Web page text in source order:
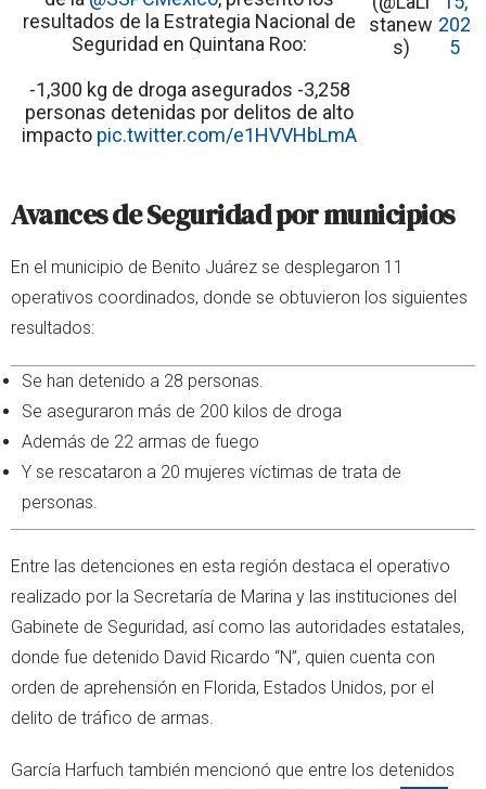
resultados de la Estrategia Nacional de
Seguridad en Quintana Roo:
-1,300 kg de droga asegurados -3,258
personas detenidas por delitos de alto
impacto pic.twitter.com/e1HVVHbLmA
stanew
s)
202
5
Avances de Seguridad por municipios
En el municipio de Benito Juárez se desplegaron 11
operativos coordinados, donde se obtuvieron los siguientes
resultados:
Se han detenido a 28 personas.
Se aseguraron más de 200 kilos de droga
Además de 22 armas de fuego
Y se rescataron a 20 mujeres víctimas de trata de
personas.
Entre las detenciones en esta región destaca el operativo
realizado por la Secretaría de Marina y las instituciones del
Gabinete de Seguridad, así como las autoridades estatales,
donde fue detenido David Ricardo “N”, quien cuenta con
orden de aprehensión en Florida, Estados Unidos, por el
delito de tráfico de armas.
García Harfuch también mencionó que entre los detenidos